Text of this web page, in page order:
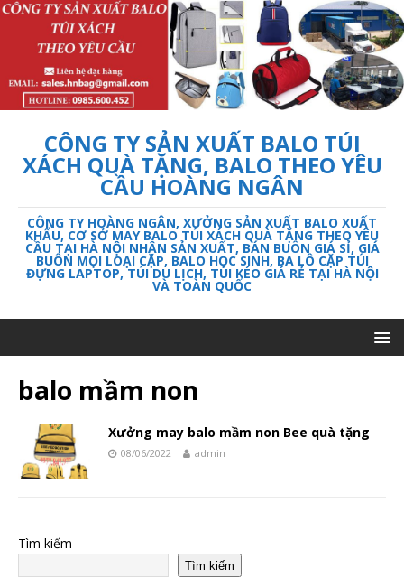
CÔNG TY SẢN XUẤT BALO TÚI
XÁCH QUÀ TẶNG, BALO THEO YÊU
CẦU HOÀNG NGÂN
CÔNG TY HOÀNG NGÂN, XƯỞNG SẢN XUẤT BALO XUẤT
KHẨU, CƠ SỞ MAY BALO TÚI XÁCH QUÀ TẶNG THEO YÊU
CẦU TẠI HÀ NỘI NHẬN SẢN XUẤT, BÁN BUÔN GIÁ SỈ, GIÁ
BUÔN MỌI LOẠI CẶP, BALO HỌC SINH, BA LÔ CẶP TÚI
ĐỰNG LAPTOP, TÚI DU LỊCH, TÚI KÉO GIÁ RẺ TẠI HÀ NỘI
VÀ TOÀN QUỐC
balo mầm non
Xưởng may balo mầm non Bee quà tặng
08/06/2022 admin
Tìm kiếm
Tìm kiếm